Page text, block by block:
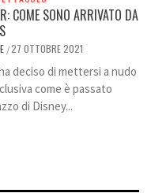
COME SONO ARRIVATO DA
/27 OTTOBRE 2021
deciso di mettersi a nudo
come è passato
di Disney...